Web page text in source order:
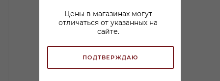
Цены в магазинах могут
отличаться от указанных на
сайте.
ПОДТВЕРЖДАЮ